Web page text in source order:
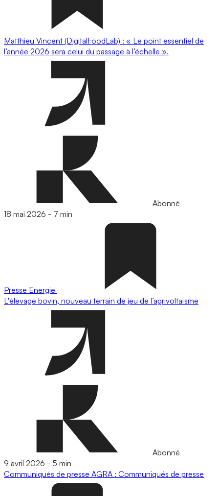
Matthieu Vincent (DigitalFoodLab) : « Le point essentiel de
l’année 2026 sera celui du passage à l’échelle ».
Abonné
18 mai 2026 - 7 min
Presse Energie
L'élevage bovin, nouveau terrain de jeu de l’agrivoltaïsme
Abonné
9 avril 2026 - 5 min
Communiqués de presse AGRA : Communiqués de presse